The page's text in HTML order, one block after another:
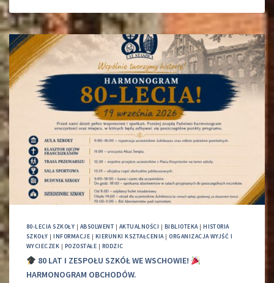
80-LECIA SZKOŁY | ABSOLWENT | AKTUALNOŚCI | BIBLIOTEKA |HISTORIA
SZKOŁY |INFORMACJE | KIERUNKI KSZTAŁCENIA |ORGANIZACJA WYJŚĆ I
WYCIECZEK | POZOSTAŁE | RODZIC
80 LAT I ZESPOŁU SZKÓŁ WE WSCHOWIE!
HARMONOGRAM OBCHODÓW.